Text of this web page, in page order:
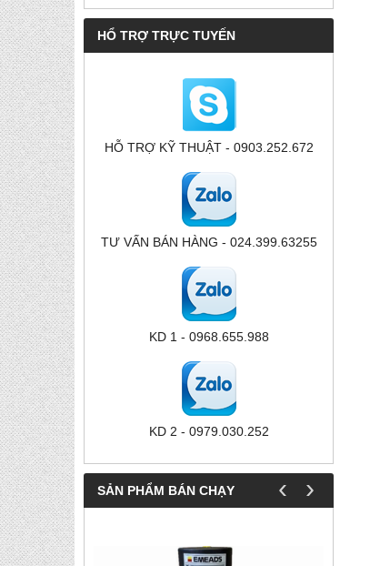
HỔ TRỢ TRỰC TUYẾN
HỖ TRỢ KỸ THUẬT - 0903.252.672
TƯ VẤN BÁN HÀNG - 024.399.63255
KD 1 - 0968.655.988
KD 2 - 0979.030.252
SẢN PHẨM BÁN CHẠY ‹ ›